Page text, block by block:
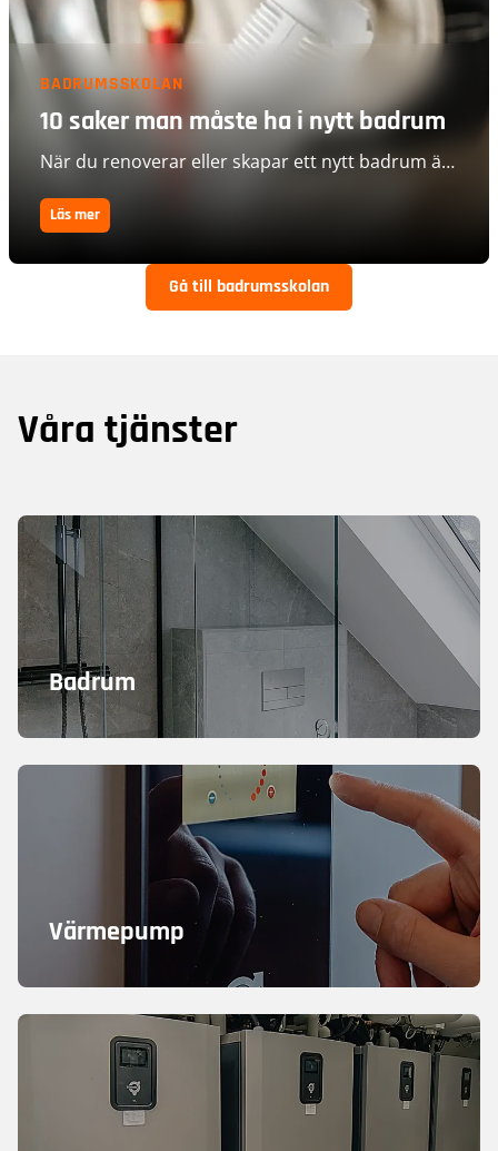
BADRUMSSKOLAN
10 saker man måste ha i nytt badrum
När du renoverar eller skapar ett nytt badrum är
Läs mer
Gå till badrumsskolan
Våra tjänster
Badrum
Värmepump